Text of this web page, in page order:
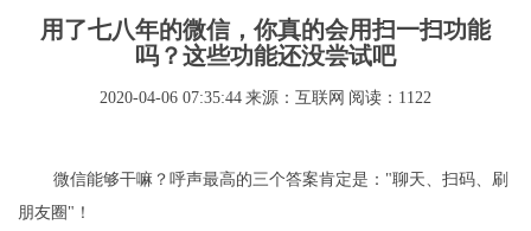
用了七八年的微信，你真的会用扫一扫功能
吗？这些功能还没尝试吧
2020-04-06 07:35:44 来源：互联网 阅读：1122
微信能够干嘛？呼声最高的三个答案肯定是："聊天、扫码、刷
朋友圈"！